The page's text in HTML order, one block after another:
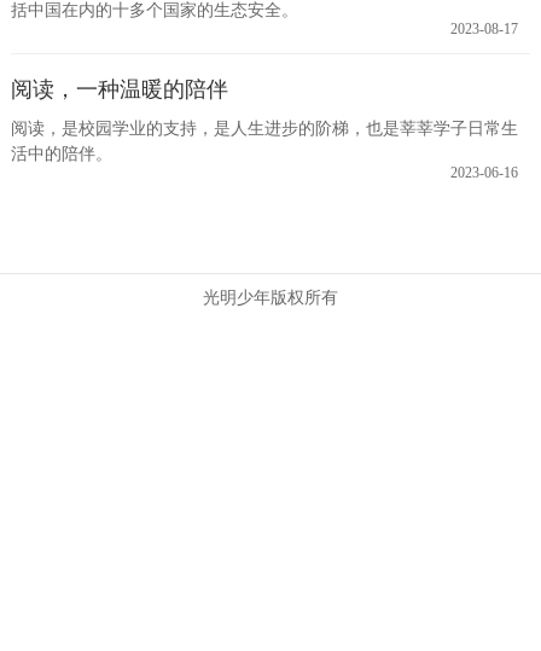
括中国在内的十多个国家的生态安全。
2023-08-17
阅读，一种温暖的陪伴
阅读，是校园学业的支持，是人生进步的阶梯，也是莘莘学子日常生
活中的陪伴。
2023-06-16
光明少年版权所有